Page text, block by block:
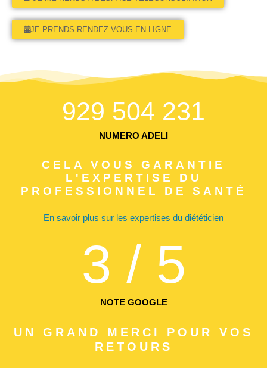
JE PRENDS RENDEZ VOUS EN LIGNE
NUMERO ADELI
929 504 231
CELA VOUS GARANTIE
L'EXPERTISE DU
PROFESSIONNEL DE SANTÉ
En savoir plus sur les expertises du diététicien
NOTE GOOGLE
4 / 5
UN GRAND MERCI POUR VOS
RETOURS